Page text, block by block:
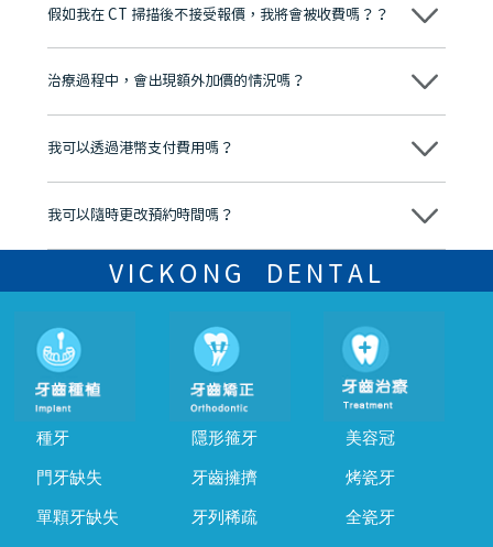
牌」、「2025香港企業領袖品牌」，是諾貝爾種植系統全球放心植牙中
至今已服務超過三十個國家和地區的顧客，受到粵港澳大灣區及周邊城
市市民極高的口碑評價及信任推薦 珠海、深圳設有八大分院，香港亦設
有咨詢及服務保障中心，有任何問題都可以隨時預約免費咨詢，讓人十
假如我在 CT 掃描後不接受報價，我將會被收費嗎？？
不會！只要未開始實際服務之前，你不會被收取任何費用。
治療過程中，會出現額外加價的情況嗎？
不會，治療前我們會詳細說明治療方案及對應的價錢，顧客同意並簽字
我可以透過港幣支付費用嗎？
可以。維港口腔會按照當日匯率轉算收取費用，而匯率會及時告知客人
我可以隨時更改預約時間嗎？
可以，請盡早通過wechat或whatsapp聯絡我們，告知我們你原本預約
的時間及資料，並且重新預約的日期及時段
VICKONG DENTAL
種牙
門牙缺失
單顆牙缺失
隱形箍牙
牙齒擁擠
牙列稀疏
美容冠
烤瓷牙
全瓷牙